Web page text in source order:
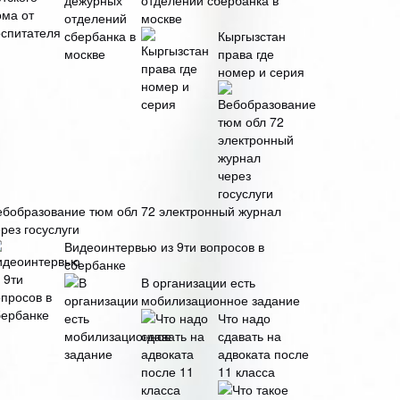
москве
Кыргызстан
права где
номер и серия
тюм обл 72 электронный журнал
госуслуги
Видеоинтервью из 9ти вопросов в
сбербанке
В организации есть
мобилизационное задание
Что надо
сдавать на
адвоката после
11 класса